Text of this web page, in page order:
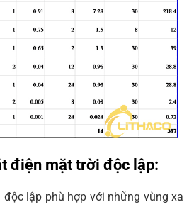
điện mặt trời độc lập:
lập phù hợp với những vùng xa